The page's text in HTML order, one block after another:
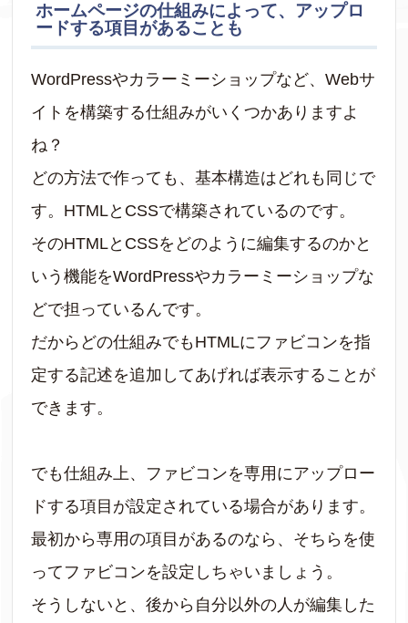
ホームページの仕組みによって、アップロ
ードする項目があることも
WordPressやカラーミーショップなど、Webサ
イトを構築する仕組みがいくつかありますよ
ね？
どの方法で作っても、基本構造はどれも同じで
す。HTMLとCSSで構築されているのです。
そのHTMLとCSSをどのように編集するのかと
いう機能をWordPressやカラーミーショップな
どで担っているんです。
だからどの仕組みでもHTMLにファビコンを指
定する記述を追加してあげれば表示することが
できます。
でも仕組み上、ファビコンを専用にアップロー
ドする項目が設定されている場合があります。
最初から専用の項目があるのなら、そちらを使
ってファビコンを設定しちゃいましょう。
そうしないと、後から自分以外の人が編集した